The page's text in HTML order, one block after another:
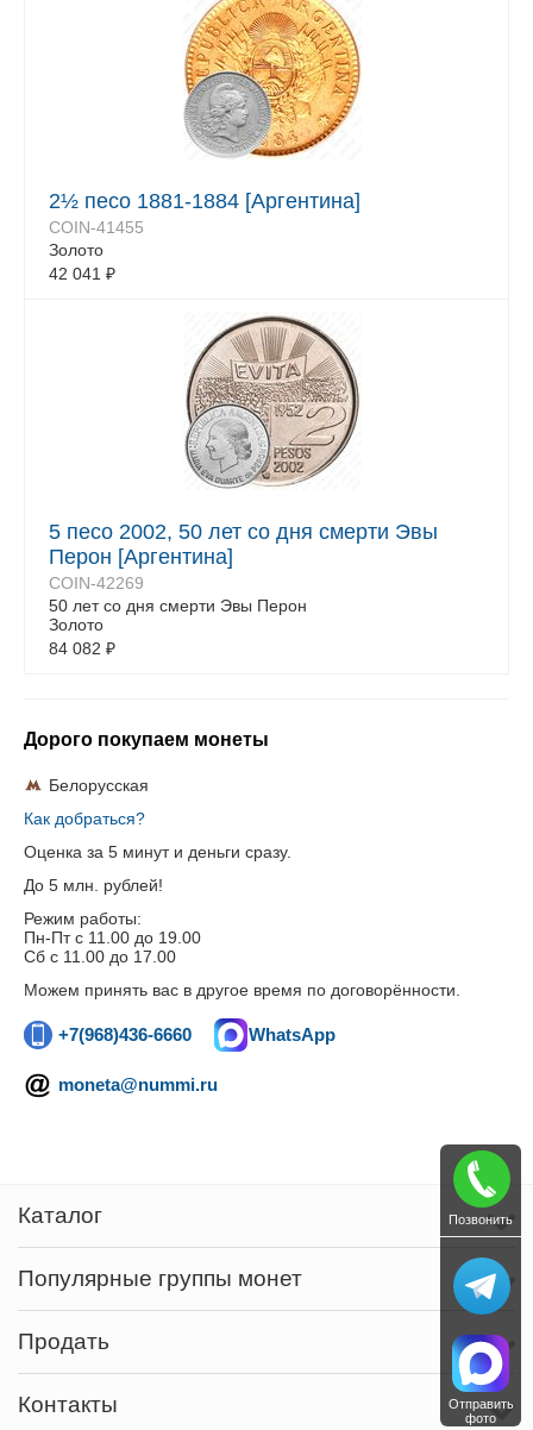
2½ песо 1881-1884 [Аргентина]
COIN-41455
Золото
42 041 ₽
5 песо 2002, 50 лет со дня смерти Эвы
Перон [Аргентина]
COIN-42269
50 лет со дня смерти Эвы Перон
Золото
84 082 ₽
Дорого покупаем монеты
Белорусская
Как добраться?
Оценка за 5 минут и деньги сразу.
До 5 млн. рублей!
Режим работы:
Пн-Пт c 11.00 до 19.00
Сб с 11.00 до 17.00
Можем принять вас в другое время по договорённости.
+7(968)436-6660 WhatsApp
moneta@nummi.ru
Каталог
Популярные группы монет
Продать
Контакты
Позвонить
Отправить
фото